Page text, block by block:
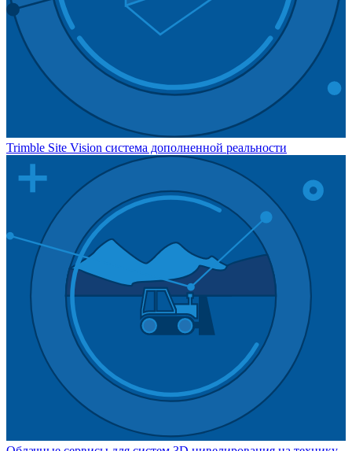
Trimble Site Vision система дополненной реальности